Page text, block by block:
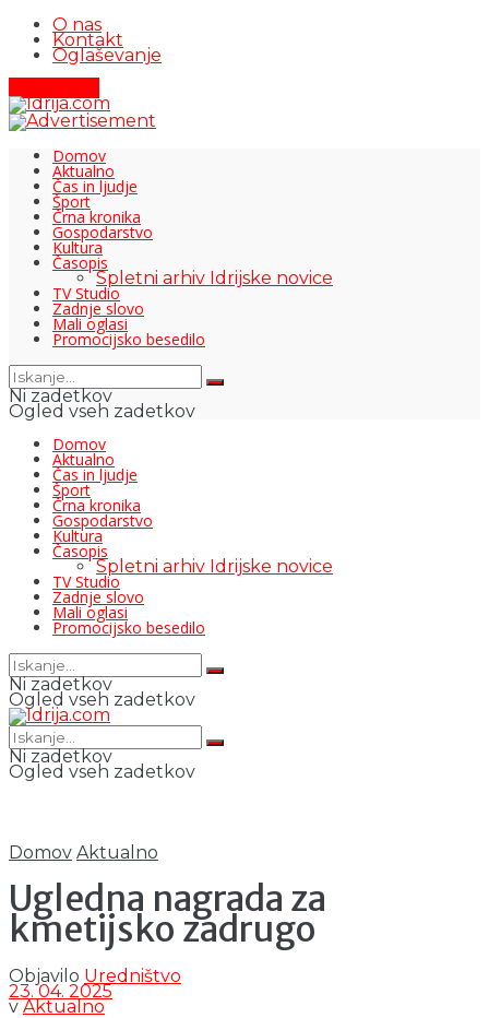
O nas
Kontakt
Oglaševanje
Domov
Aktualno
Čas in ljudje
Šport
Črna kronika
Gospodarstvo
Kultura
Časopis
Spletni arhiv Idrijske novice
TV Studio
Zadnje slovo
Mali oglasi
Promocijsko besedilo
Ni zadetkov
Ogled vseh zadetkov
Domov
Aktualno
Čas in ljudje
Šport
Črna kronika
Gospodarstvo
Kultura
Časopis
Spletni arhiv Idrijske novice
TV Studio
Zadnje slovo
Mali oglasi
Promocijsko besedilo
Ni zadetkov
Ogled vseh zadetkov
Ni zadetkov
Ogled vseh zadetkov
Domov Aktualno
Ugledna nagrada za
kmetijsko zadrugo
Objavilo Uredništvo
23. 04. 2025
v Aktualno